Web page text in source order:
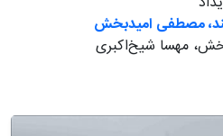
مصطفی امیدبخش
مهسا شیخ‌اکبری